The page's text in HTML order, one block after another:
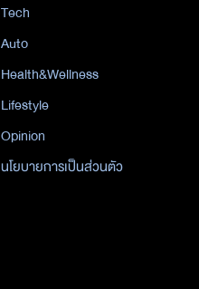
Tech
Auto
Health&Wellness
Lifestyle
Opinion
นโยบายการเป็นส่วนตัว